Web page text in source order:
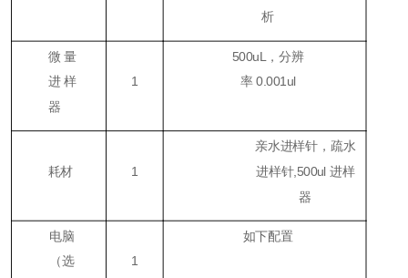
析
微量
进样
器
1
500uL，分辨
率 0.001ul
耗材 1
亲水进样针，疏水
进样针,500ul 进样
器
电脑
（选 1
如下配置